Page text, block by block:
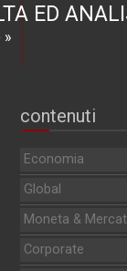
ED
»
contenuti
Economia
Global
Moneta &
Corporate